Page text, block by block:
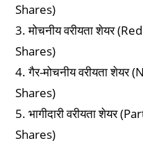
Shares)
3. मोचनीय वरीयता शेयर
Shares)
4. गैर-मोचनीय वरीयता
Shares)
5. भागीदारी वरीयता शेयर
Shares)